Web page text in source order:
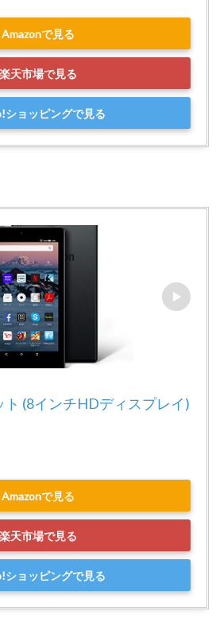
Amazonで見る
楽天市場で見る
ショッピングで見る
ト (8インチHDディスプレイ)
Amazonで見る
楽天市場で見る
ショッピングで見る